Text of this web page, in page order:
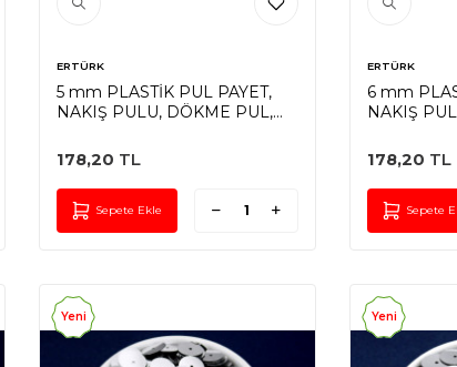
ERTÜRK
5 mm PLASTİK PUL PAYET,
NAKIŞ PULU, DÖKME PUL,
RENK
178,20 TL
Sepete Ekle
ERTÜRK
6 mm
NAKIŞ
RENK
178,20 TL
Sepete
Yeni Yeni